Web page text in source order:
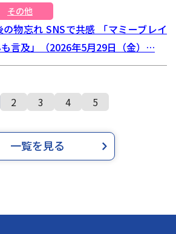
その他
物忘れ SNSで共感 「マミーブレイ
言及」（2026年5月29日（金）…
2 3 4 5
一覧を見る